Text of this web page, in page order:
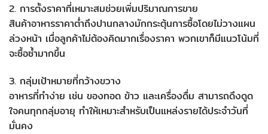
2. การตั้งราคาที่เหมาะสมช่วยเพิ่มปริมาณการขาย
สินค้าอาหารราคาต่ำถึงปานกลางมักกระตุ้นการซื้อโดยไม่วางแผน
ล่วงหน้า เมื่อลูกค้าไม่ต้องคิดมากเรื่องราคา พวกเขาก็มีแนวโน้มที่
จะซื้อซ้ำมากขึ้น
3. กลุ่มเป้าหมายที่กว้างขวาง
อาหารที่ทำง่าย เช่น ของทอด ข้าว และเครื่องดื่ม สามารถดึงดูด
ใจคนทุกกลุ่มอายุ ทำให้เหมาะสำหรับเป็นแหล่งรายได้ประจำวันที่
มั่นคง